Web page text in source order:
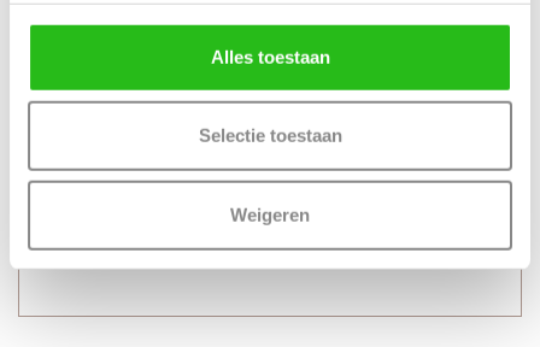
Alles toestaan
Selectie toestaan
Weigeren